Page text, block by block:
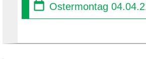
Ostermontag